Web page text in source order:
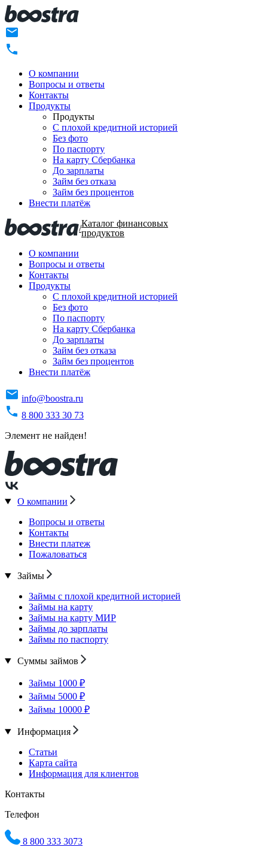
О компании
Вопросы и ответы
Контакты
Продукты
Продукты
C плохой кредитной историей
Без фото
По паспорту
На карту Сбербанка
До зарплаты
Займ без отказа
Займ без процентов
Внести платёж
/Каталог финансовых
продуктов
О компании
Вопросы и ответы
Контакты
Продукты
C плохой кредитной историей
Без фото
По паспорту
На карту Сбербанка
До зарплаты
Займ без отказа
Займ без процентов
Внести платёж
info@boostra.ru
8 800 333 30 73
Элемент не найден!
О компании
Вопросы и ответы
Контакты
Внести платеж
Пожаловаться
Займы
Займы с плохой кредитной историей
Займы на карту
Займы на карту МИР
Займы до зарплаты
Займы по паспорту
Суммы займов
Займы 1000 ₽
Займы 5000 ₽
Займы 10000 ₽
Информация
Статьи
Карта сайта
Информация для клиентов
Контакты
Телефон
8 800 333 3073